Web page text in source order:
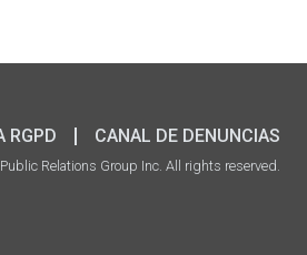
RGPD CANAL DE DENUNCIAS
Relations Group Inc. All rights reserved.